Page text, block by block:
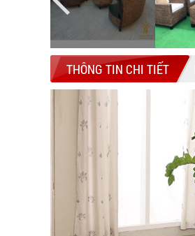
THÔNG TIN CHI TIẾT